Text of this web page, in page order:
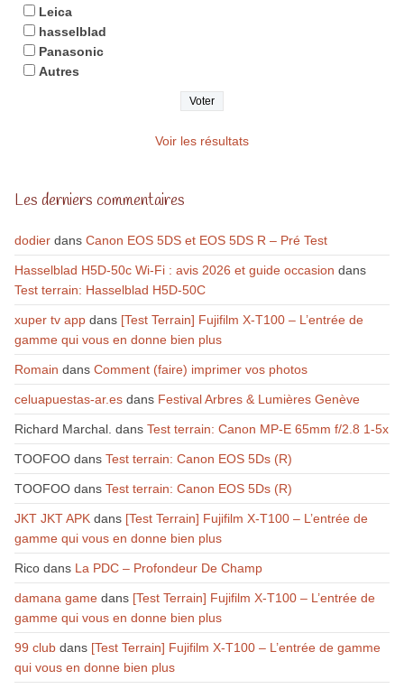
Leica
hasselblad
Panasonic
Autres
Voir les résultats
Les derniers commentaires
dodierdans Canon EOS 5DS et EOS 5DS R – Pré Test
Hasselblad H5D-50c Wi-Fi : avis 2026 et guide occasion dans
Test terrain: Hasselblad H5D-50C
xuper tv appdans [Test Terrain] Fujifilm X-T100 – L’entrée de
gamme qui vous en donne bien plus
Romain dans Comment (faire) imprimer vos photos
celuapuestas-ar.esdans Festival Arbres & Lumières Genève
Richard Marchal. dans Test terrain: Canon MP-E 65mm f/2.8 1-5x
TOOFOOdans Test terrain: Canon EOS 5Ds (R)
TOOFOOdans Test terrain: Canon EOS 5Ds (R)
JKT JKT APKdans [Test Terrain] Fujifilm X-T100 – L’entrée de
gamme qui vous en donne bien plus
Ricodans La PDC – Profondeur De Champ
damana gamedans [Test Terrain] Fujifilm X-T100 – L’entrée de
gamme qui vous en donne bien plus
99 clubdans [Test Terrain] Fujifilm X-T100 – L’entrée de gamme
qui vous en donne bien plus